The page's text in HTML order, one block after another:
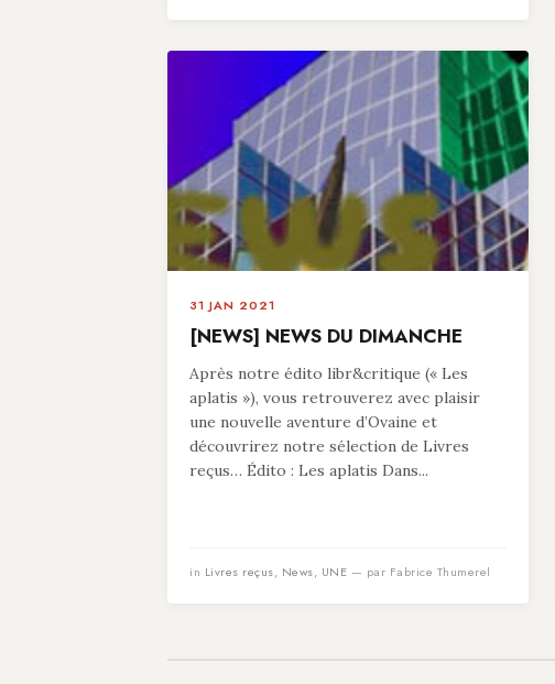
31 JAN 2021
[NEWS] NEWS DU DIMANCHE
Après notre édito libr&critique (« Les
aplatis »), vous retrouverez avec plaisir
une nouvelle aventure d’Ovaine et
découvrirez notre sélection de Livres
reçus… Édito : Les aplatis Dans...
in Livres reçus, News, UNE — par Fabrice Thumerel